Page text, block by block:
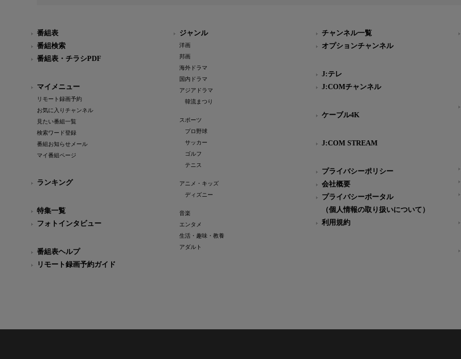
番組表
番組検索
番組表・チラシPDF
マイメニュー
リモート録画予約
お気に入りチャンネル
見たい番組一覧
検索ワード登録
番組お知らせメール
マイ番組ページ
ランキング
特集一覧
フォトインタビュー
番組表ヘルプ
リモート録画予約ガイド
ジャンル
洋画
邦画
海外ドラマ
国内ドラマ
アジアドラマ
韓流まつり
スポーツ
プロ野球
サッカー
ゴルフ
テニス
アニメ・キッズ
ディズニー
音楽
エンタメ
生活・趣味・教養
アダルト
チャンネル一覧
オプションチャンネル
J:テレ
J:COMチャンネル
ケーブル4K
J:COM STREAM
プライバシーポリシー
会社概要
プライバシーポータル
（個人情報の取り扱いについて）
利用規約